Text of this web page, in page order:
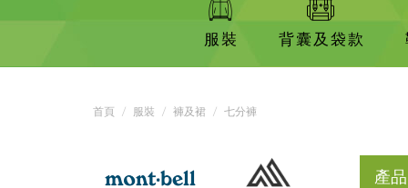
服裝 背囊及袋款
首頁 服裝 褲及裙 七分褲
產品